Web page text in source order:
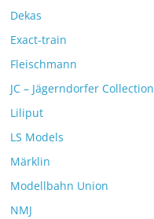
Dekas
Exact-train
Fleischmann
JC – Jägerndorfer Collection
Liliput
LS Models
Märklin
Modellbahn Union
NMJ